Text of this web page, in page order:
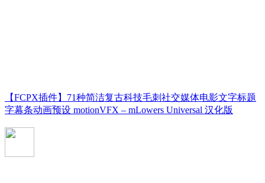
【FCPX插件】71种简洁复古科技毛刺社交媒体电影文字标题
字幕条动画预设 motionVFX – mLowers Universal 汉化版